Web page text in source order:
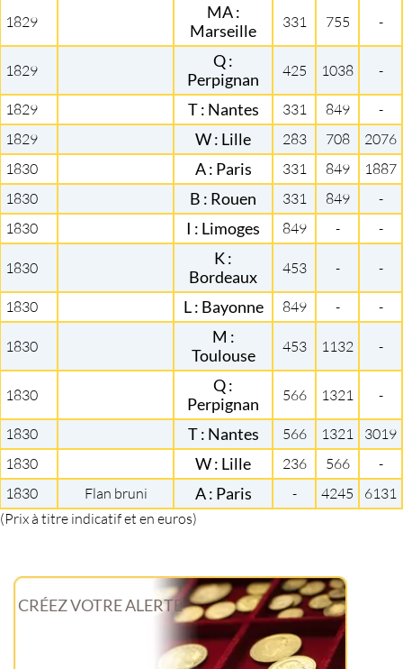
1829
MA :
Marseille
331 755 -
1829
Q :
Perpignan
425 1038 -
1829 T : Nantes 331 849
-
1829
W : Lille 283 708
2076
1830
A : Paris 331 849
1887
1830
B : Rouen 331 849
-
1830
I : Limoges 849 - -
1830
K :
Bordeaux
453 - -
1830 L : Bayonne 849 - -
1830
M :
Toulouse
453 1132 -
1830
Q :
Perpignan
566 1321 -
1830 T : Nantes 566 1321
3019
1830
W : Lille 236 566
-
1830
Flan bruni A : Paris - 4245
6131
(Prix à titre indicatif et en euros)
CRÉEZ VOTRE ALERTE